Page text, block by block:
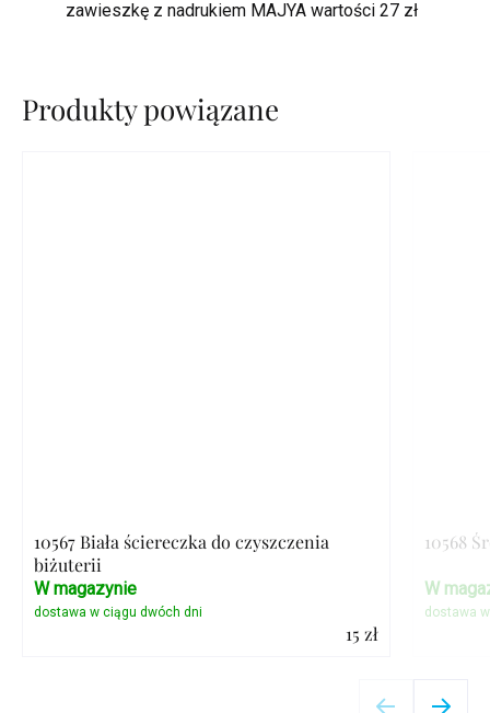
zawieszkę z nadrukiem MAJYA wartości 27 zł
Produkty powiązane
10567 Biała ściereczka do czyszczenia
biżuterii
15 zł
W magazynie
10568
W